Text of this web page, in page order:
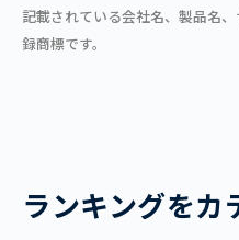
記載されている会社名、製品名
録商標です。
ランキングをカ